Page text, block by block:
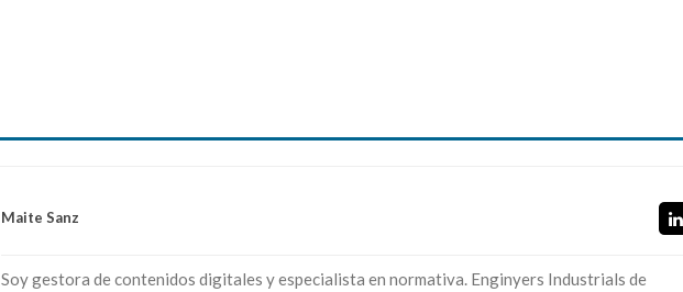
Maite Sanz
Soy gestora de contenidos digitales y especialista en normativa. Enginyers Industrials de